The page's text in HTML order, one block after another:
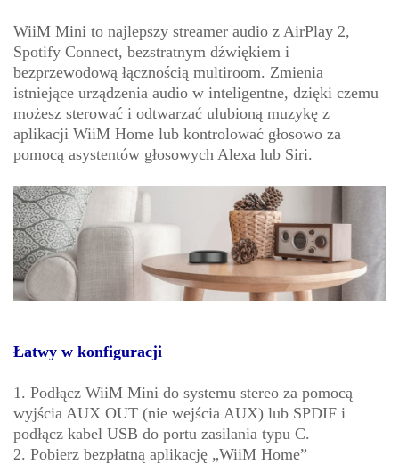
WiiM Mini to najlepszy streamer audio z AirPlay 2,
Spotify Connect, bezstratnym dźwiękiem i
bezprzewodową łącznością multiroom. Zmienia
istniejące urządzenia audio w inteligentne, dzięki czemu
możesz sterować i odtwarzać ulubioną muzykę z
aplikacji WiiM Home lub kontrolować głosowo za
pomocą asystentów głosowych Alexa lub Siri.
Łatwy w konfiguracji
1. Podłącz WiiM Mini do systemu stereo za pomocą
wyjścia AUX OUT (nie wejścia AUX) lub SPDIF i
podłącz kabel USB do portu zasilania typu C.
2. Pobierz bezpłatną aplikację „WiiM Home”